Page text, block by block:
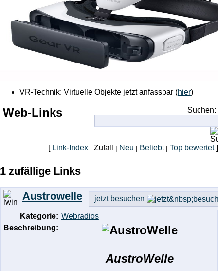
VR-Technik: Virtuelle Objekte jetzt anfassbar (hier)
Web-Links Suchen:
[ Link-Index Zufall Neu Beliebt Top bewertet]
1 zufällige Links
Austrowelle jetzt besuchen
Kategorie: Webradios
Beschreibung:
AustroWelle